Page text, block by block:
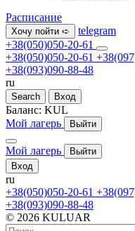
Расписание
Хочу пойти ➪
telegram
+38(050)050-20-61
+38(050)050-20-61
+38(093)090-88-48
ru
Search Вход
Баланс: KUL
Мой лагерь
Выйти
Мой лагерь
Выйти
Вход
ru
+38(050)050-20-61
+38(093)090-88-48
© 2026 KULUAR